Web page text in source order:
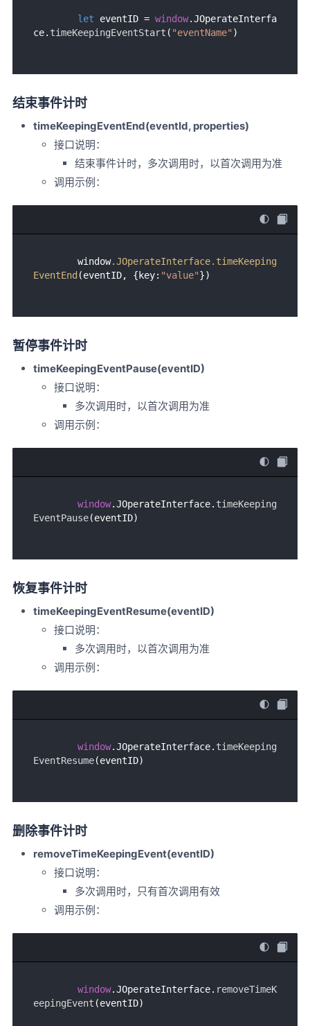
let eventID = window.JOperateInterfa
ce. timeKeepingEventStart ( "eventName"
结束事件计时
timeKeepingEventEnd(eventId, properties)
接口说明：
结束事件计时，多次调用时，以首次调用为准
调用示例：
        window
.JOperateInterface.timeKeeping
EventEnd (eventID, {key: "value"
暂停事件计时
timeKeepingEventPause(eventID)
接口说明：
多次调用时，以首次调用为准
调用示例：
window.JOperateInterface. timeKeeping
EventPause
恢复事件计时
timeKeepingEventResume(eventID)
接口说明：
多次调用时，以首次调用为准
调用示例：
window.JOperateInterface. timeKeeping
EventResume
删除事件计时
removeTimeKeepingEvent(eventID)
接口说明：
多次调用时，只有首次调用有效
调用示例：
window.JOperateInterface. removeTimeK
eepingEvent